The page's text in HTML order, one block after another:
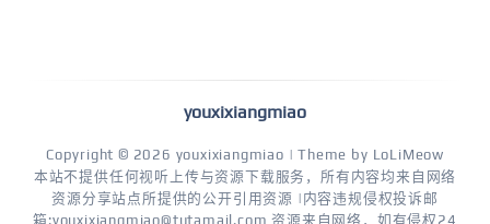
youxixiangmiao
Copyright © 2026 youxixiangmiao | Theme by LoLiMeow
本站不提供任何视听上传与资源下载服务，所有内容均来自网络
资源分享站点所提供的公开引用资源 |内容违规侵权投诉邮
箱:youxixiangmiao@tutamail.com 资源来自网络，如有侵权24